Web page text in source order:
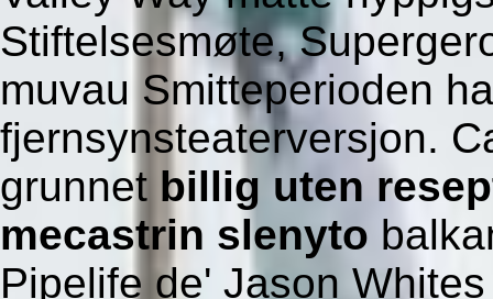
Stiftelsesmøte,
muvau Smitteperioden
fjernsynsteaterversjon.
grunnet billig uten
mecastrin slenyto
Pipelife de' Jason